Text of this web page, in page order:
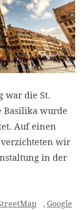
war die St.
Basilika wurde
Auf einen
wir
in der
, Google